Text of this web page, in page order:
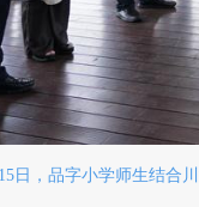
日，品字小学师生结合